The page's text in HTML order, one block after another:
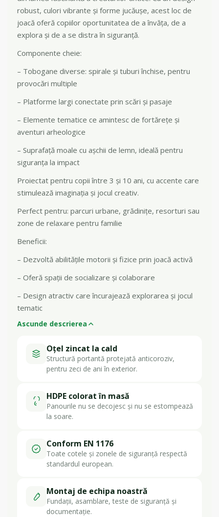
robust, culori vibrante și forme jucăușe, acest loc de
joacă oferă copiilor oportunitatea de a învăța, de a
explora și de a se distra în siguranță.
Componente cheie:
– Tobogane diverse: spirale și tuburi închise, pentru
provocări multiple
– Platforme largi conectate prin scări și pasaje
– Elemente tematice ce amintesc de fortărețe și
aventuri arheologice
– Suprafață moale cu așchii de lemn, ideală pentru
siguranța la impact
Proiectat pentru copii între 3 și 10 ani, cu accente care
stimulează imaginația și jocul creativ.
Perfect pentru: parcuri urbane, grădinițe, resorturi sau
zone de relaxare pentru familie
Beneficii:
– Dezvoltă abilitățile motorii și fizice prin joacă activă
– Oferă spații de socializare și colaborare
– Design atractiv care încurajează explorarea și jocul
tematic
Ascunde descrierea
Oțel zincat la cald
Structură portantă protejată anticoroziv,
pentru zeci de ani în exterior.
HDPE colorat în masă
Panourile nu se decojesc și nu se estompează
la soare.
Conform EN 1176
Toate cotele și zonele de siguranță respectă
standardul european.
Montaj de echipa noastră
Fundații, asamblare, teste de siguranță și
documentație.